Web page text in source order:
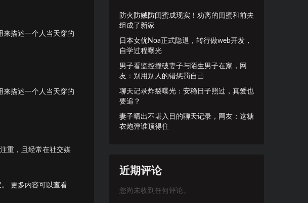
来描述一个人当天穿的
来描述一个人当天穿的
重，且经常在社交媒
更多内容可以查看
防火防贼防闺蜜成现实！劝离的闺蜜和前夫
组成了新家
日本女优Noa正式隐退，转行做web开发，
自学过程曝光
男子看监控撞破妻子与陌生男子在家，网
友：别用别人的错惩罚自己
聊天记录炸裂曝光：安稳日子照过，真爱也
要追？
妻子晒出不堪入目的聊天记录，网友：这糖
衣炮弹谁顶得住
近期评论
您尚未收到任何评论。